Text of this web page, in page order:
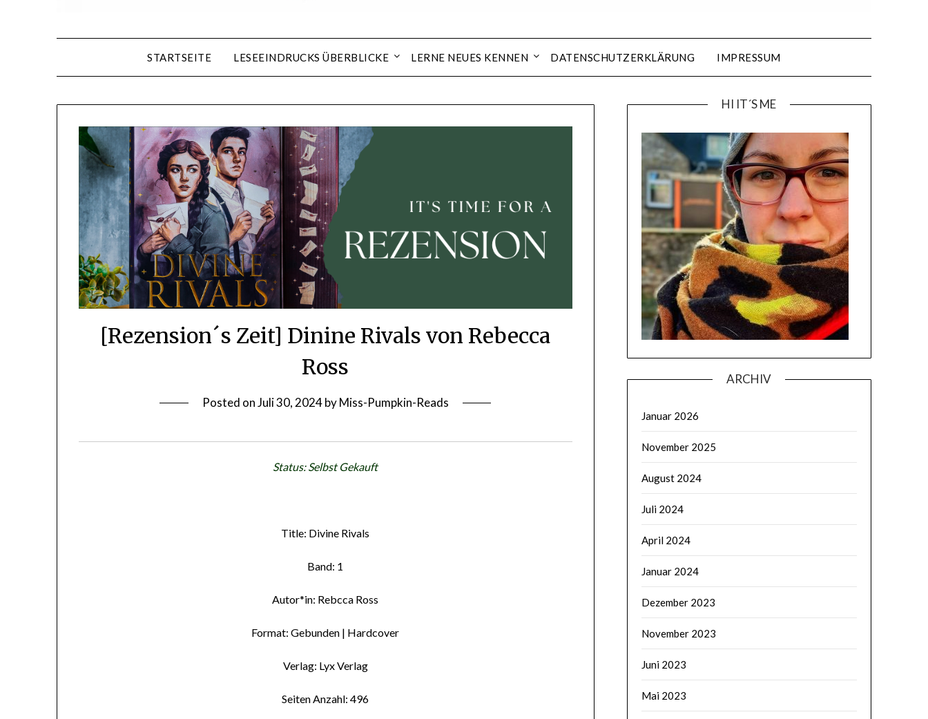
STARTSEITE LESEEINDRUCKS ÜBERBLICKE LERNE NEUES KENNEN DATENSCHUTZERKLÄRUNG IMPRESSUM
[Rezension´s Zeit] Dinine Rivals von Rebecca
Ross
Posted onJuli 30, 2024byMiss-Pumpkin-Reads
Status: Selbst Gekauft
Title: Divine Rivals
Band: 1
Autor*in: Rebcca Ross
Format: Gebunden | Hardcover
Verlag: Lyx Verlag
Seiten Anzahl: 496
HI IT´S ME
ARCHIV
Januar 2026
November 2025
August 2024
Juli 2024
April 2024
Januar 2024
Dezember 2023
November 2023
Juni 2023
Mai 2023